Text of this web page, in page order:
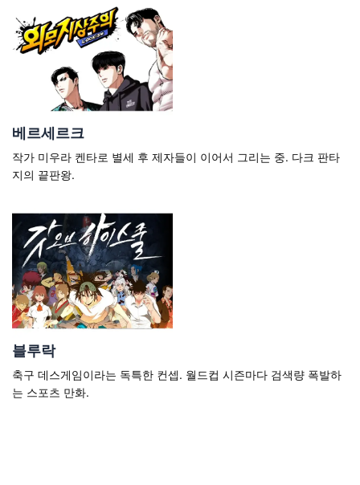
베르세르크
작가 미우라 켄타로 별세 후 제자들이 이어서 그리는 중. 다크 판타
지의 끝판왕.
블루락
축구 데스게임이라는 독특한 컨셉. 월드컵 시즌마다 검색량 폭발하
는 스포츠 만화.